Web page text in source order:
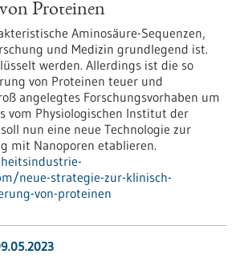
Proteinen
Aminosäure-Sequenzen,
und Medizin grundlegend ist.
werden. Allerdings ist die so
von Proteinen teuer und
angelegtes Forschungsvorhaben um
vom Physiologischen Institut der
nun eine neue Technologie zur
mit Nanoporen etablieren.
neue-strategie-zur-klinisch-
von-proteinen